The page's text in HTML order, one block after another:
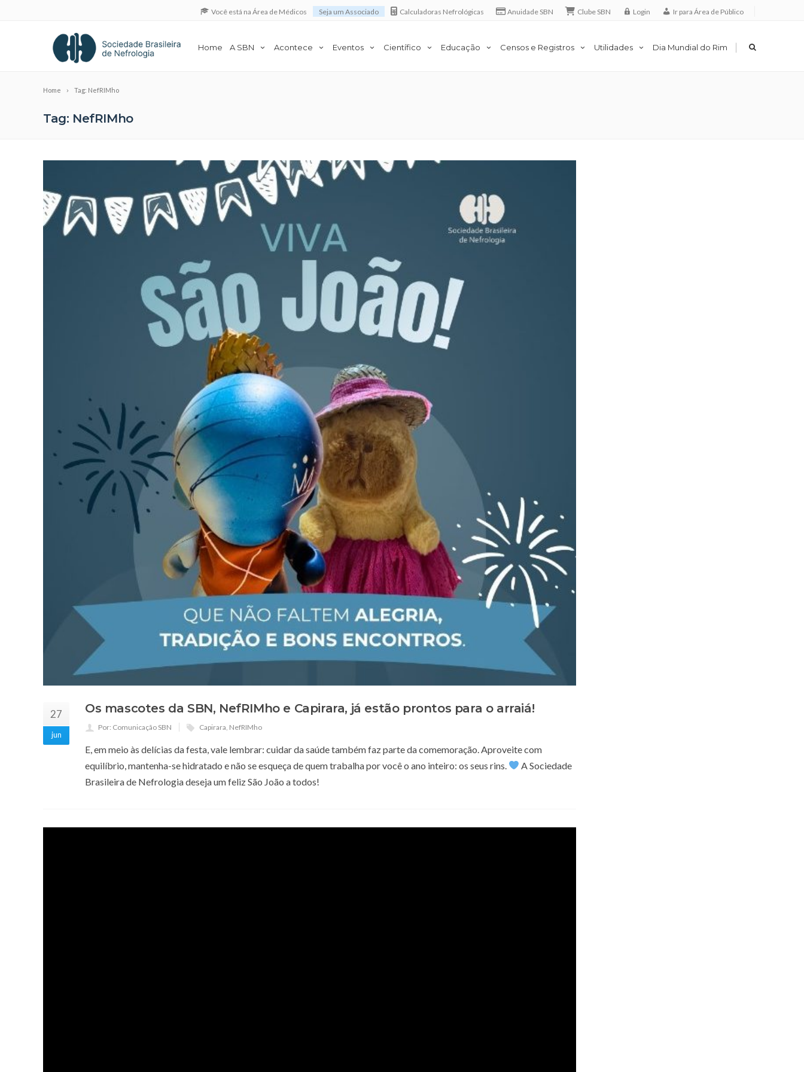
Você está na Área de Médicos Seja um Associado Calculadoras Nefrológicas Anuidade SBN Clube SBN Login Ir para Área de Público
Home A SBN Acontece Eventos Científico Educação Censos e Registros Utilidades Dia Mundial do Rim |
Home Tag: NefRIMho
Tag: NefRIMho
27
jun
Os mascotes da SBN, NefRIMho e Capirara, já estão prontos para o arraiá!
Por: Comunicação SBN Capirara NefRIMho
E, em meio às delícias da festa, vale lembrar: cuidar da saúde também faz parte da comemoração. Aproveite com
equilíbrio, mantenha-se hidratado e não se esqueça de quem trabalha por você o ano inteiro: os seus rins.
A Sociedade
Brasileira de Nefrologia deseja um feliz São João a todos!